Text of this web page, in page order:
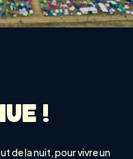
!
de la nuit, pour vivre un